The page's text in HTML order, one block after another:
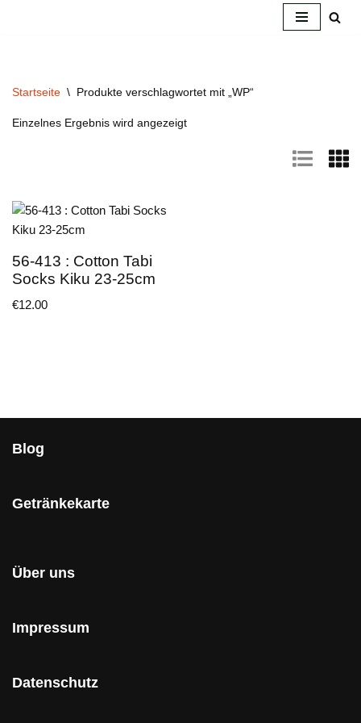
Startseite \ Produkte verschlagwortet mit „WP“
Einzelnes Ergebnis wird angezeigt
56-413 : Cotton Tabi
Socks Kiku 23-25cm
€12.00
Blog
Getränkekarte
Über uns
Impressum
Datenschutz